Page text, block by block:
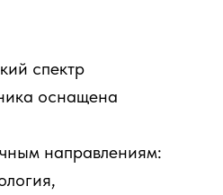
спектр
оснащена
направлениям: